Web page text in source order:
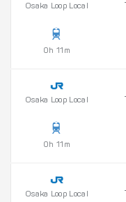
Osaka Loop Local
0h 11m
Osaka Loop Local
0h 11m
Osaka Loop Local